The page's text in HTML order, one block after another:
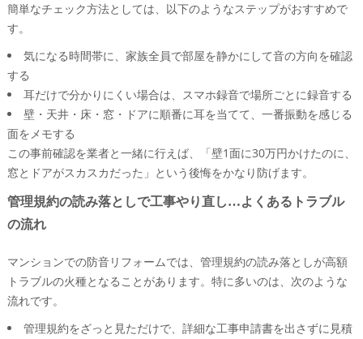
簡単なチェック方法としては、以下のようなステップがおすすめで
す。
気になる時間帯に、家族全員で部屋を静かにして音の方向を確認
する
耳だけで分かりにくい場合は、スマホ録音で場所ごとに録音する
壁・天井・床・窓・ドアに順番に耳を当てて、一番振動を感じる
面をメモする
この事前確認を業者と一緒に行えば、「壁1面に30万円かけたのに、
窓とドアがスカスカだった」という後悔をかなり防げます。
管理規約の読み落としで工事やり直し…よくあるトラブル
の流れ
マンションでの防音リフォームでは、管理規約の読み落としが高額
トラブルの火種となることがあります。特に多いのは、次のような
流れです。
管理規約をざっと見ただけで、詳細な工事申請書を出さずに見積